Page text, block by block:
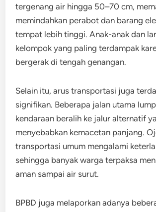
tergenang air hingga 50–70 cm,
memindahkan perabot dan barang
tempat lebih tinggi. Anak-anak dan
kelompok yang paling terdampak
bergerak di tengah genangan.
Selain itu, arus transportasi juga
signifikan. Beberapa jalan utama
kendaraan beralih ke jalur alternatif
menyebabkan kemacetan panjang.
transportasi umum mengalami
sehingga banyak warga terpaksa
aman sampai air surut.
BPBD juga melaporkan adanya